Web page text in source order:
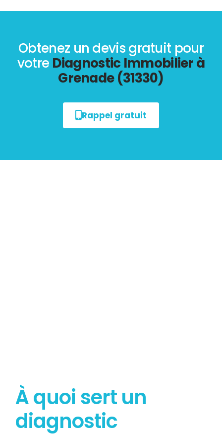
Obtenez un devis gratuit pour
votre Diagnostic Immobilier à
Grenade (31330)
Rappel gratuit
À quoi sert un
diagnostic